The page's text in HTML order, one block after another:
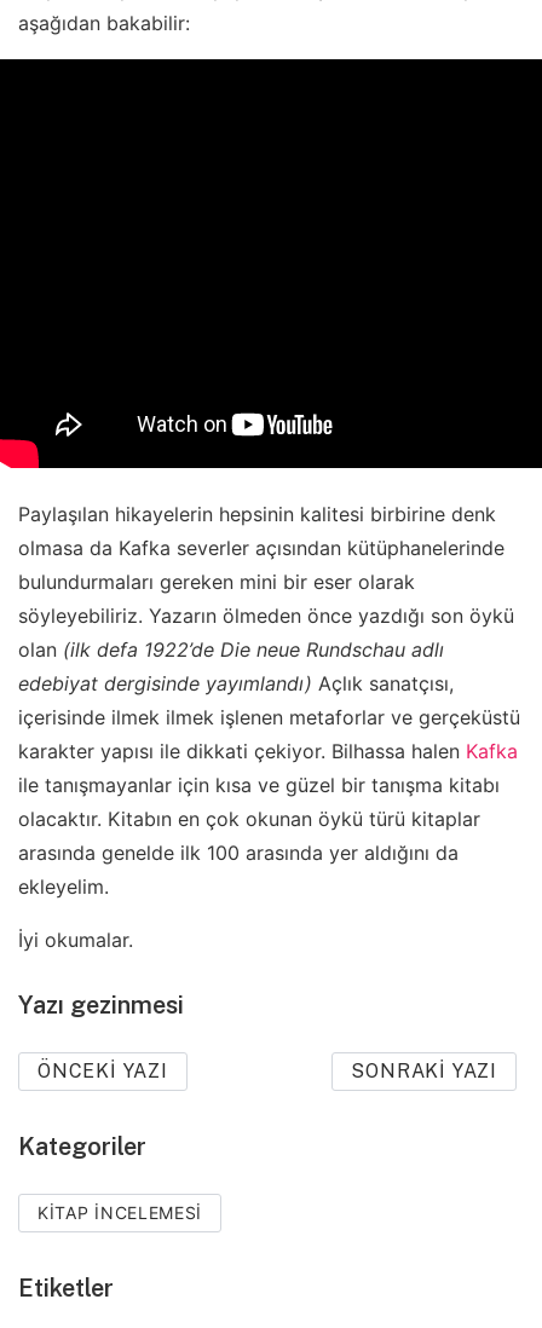
aşağıdan bakabilir:
Paylaşılan hikayelerin hepsinin kalitesi birbirine denk
olmasa da Kafka severler açısından kütüphanelerinde
bulundurmaları gereken mini bir eser olarak
söyleyebiliriz. Yazarın ölmeden önce yazdığı son öykü
olan (ilk defa 1922’de Die neue Rundschau adlı
edebiyat dergisinde yayımlandı) Açlık sanatçısı,
içerisinde ilmek ilmek işlenen metaforlar ve gerçeküstü
karakter yapısı ile dikkati çekiyor. Bilhassa halen Kafka
ile tanışmayanlar için kısa ve güzel bir tanışma kitabı
olacaktır. Kitabın en çok okunan öykü türü kitaplar
arasında genelde ilk 100 arasında yer aldığını da
ekleyelim.
İyi okumalar.
Yazı gezinmesi
ÖNCEKI YAZI SONRAKI YAZI
Kategoriler
KITAP İNCELEMESI
Etiketler